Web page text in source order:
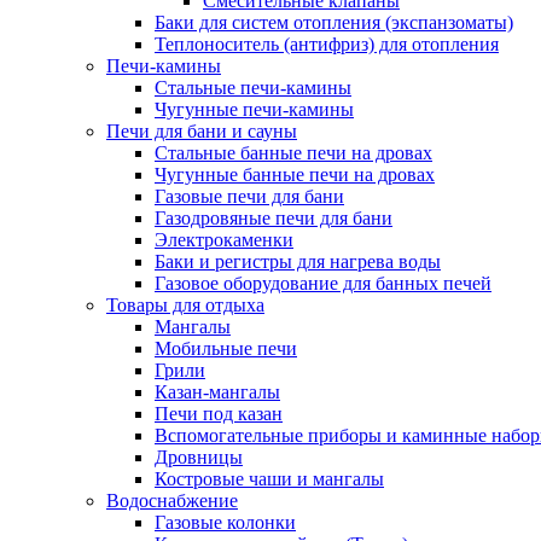
Баки для систем отопления (экспанзоматы)
Теплоноситель (антифриз) для отопления
Печи-камины
Стальные печи-камины
Чугунные печи-камины
Печи для бани и сауны
Стальные банные печи на дровах
Чугунные банные печи на дровах
Газовые печи для бани
Газодровяные печи для бани
Электрокаменки
Баки и регистры для нагрева воды
Газовое оборудование для банных печей
Товары для отдыха
Мангалы
Мобильные печи
Грили
Казан-мангалы
Печи под казан
Вспомогательные приборы и каминные
Дровницы
Костровые чаши и мангалы
Водоснабжение
Газовые колонки